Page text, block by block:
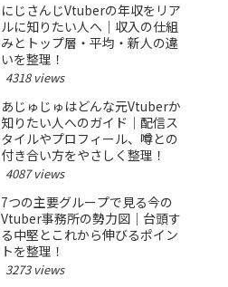
にじさんじVtuberの年収をリア
ルに知りたい人へ｜収入の仕組
みとトップ層・平均・新人の違
いを整理！
4318 views
あじゅじゅはどんな元Vtuberか
知りたい人へのガイド｜配信ス
タイルやプロフィール、噂との
付き合い方をやさしく整理！
4087 views
7つの主要グループで見る今の
Vtuber事務所の勢力図｜台頭す
る中堅とこれから伸びるポイン
トを整理！
3273 views